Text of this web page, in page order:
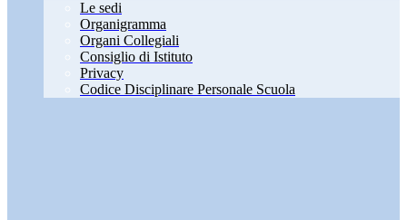
Le sedi
Organigramma
Organi Collegiali
Consiglio di Istituto
Privacy
Codice Disciplinare Personale Scuola